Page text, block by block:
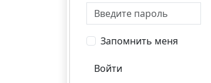
Запомнить меня
Войти